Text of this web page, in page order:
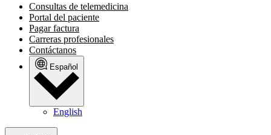
Consultas de telemedicina
Portal del paciente
Pagar factura
Carreras profesionales
Contáctanos
Español
English